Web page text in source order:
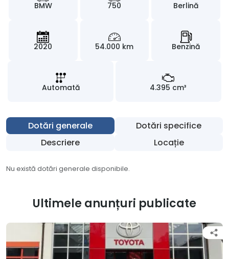
BMW 750 Berlină
2020 54.000 km Benzină
Automată 4.395 cm³
Dotări generale
Dotări specifice
Descriere
Locație
Nu există dotări generale disponibile.
Ultimele anunțuri publicate